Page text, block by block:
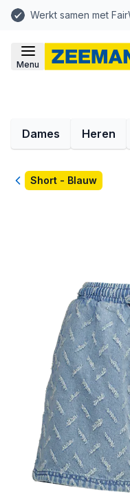
Werkt samen met
Menu
Dames Heren
TerugShort - Blauw